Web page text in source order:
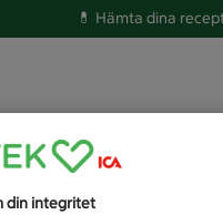
💊 Hämta dina
efter idag?
din integritet